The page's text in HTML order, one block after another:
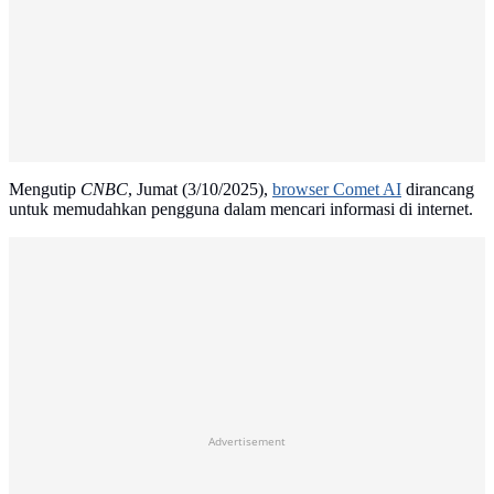
Mengutip CNBC, Jumat (3/10/2025), browser Comet AI dirancang
untuk memudahkan pengguna dalam mencari informasi di internet.
Advertisement